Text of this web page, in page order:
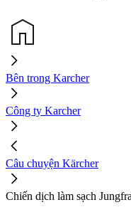
Bên trong Karcher
Công ty Karcher
Câu chuyện Kärcher
Chiến dịch làm sạch